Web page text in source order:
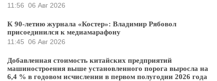
11:56 06 Авг 2026
К 90-летию журнала «Костер»: Владимир Рябовол
присоединился к медиамарафону
11:45 06 Авг 2026
Добавленная стоимость китайских предприятий
машиностроения выше установленного порога выросла на
6,4 % в годовом исчислении в первом полугодии 2026 года